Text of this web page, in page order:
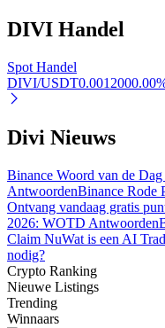
Auto Invest
Grijp
DIVI Handel
Spot Handel
DIVI/USDT0.0012000.00
Divi Nieuws
Binance Woord van de
AntwoordenBinance Rode
Ontvang vandaag gratis
2026: WOTD Antwoorden
Claim NuWat is een AI
nodig?
Crypto Ranking
Nieuwe Listings
Trending
Winnaars